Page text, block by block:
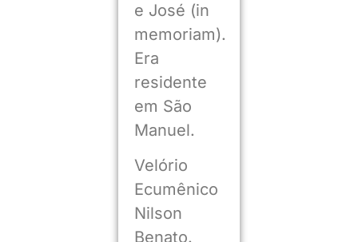
e José (in
memoriam).
Era
residente
em São
Manuel.
Velório
Ecumênico
Nilson
Benato.